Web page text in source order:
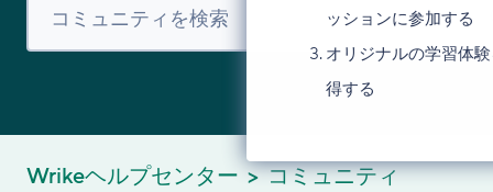
ッションに参加する
オリジナルの学習体
得する
Wrikeヘルプセンター
コミュニティ